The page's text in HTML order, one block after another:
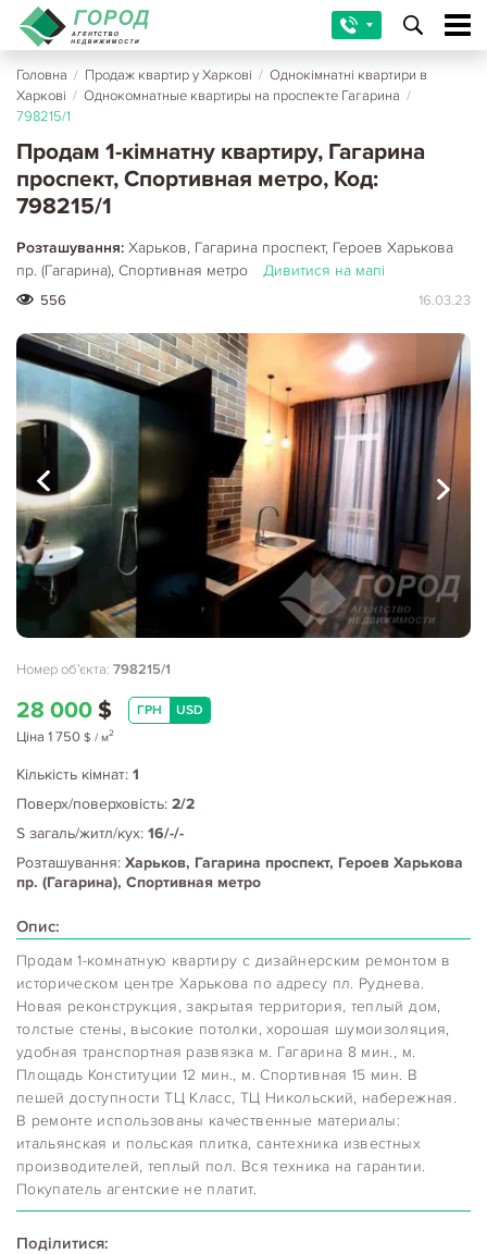
Головна / Продаж квартир у Харкові / Однокімнатні квартири в
Харкові / Однокомнатные квартиры на проспекте Гагарина /
798215/1
Продам 1-кімнатну квартиру, Гагарина
проспект, Спортивная метро, Код:
798215/1
Розташування: Харьков, Гагарина проспект, Героев Харькова
пр. (Гагарина), Спортивная метро
Дивитися на мапі
556 16.03.23
Номер об'єкта: 798215/1
28 000 $ ГРН USD
Ціна 1 750 $ / м2
Кількість кімнат: 1
Поверх/поверховість: 2/2
S загаль/житл/кух: 16/-/-
Розташування: Харьков, Гагарина проспект, Героев Харькова
пр. (Гагарина), Спортивная метро
Опис:
Продам 1-комнатную квартиру с дизайнерским ремонтом в
историческом центре Харькова по адресу пл. Руднева.
Новая реконструкция, закрытая территория, теплый дом,
толстые стены, высокие потолки, хорошая шумоизоляция,
удобная транспортная развязка м. Гагарина 8 мин., м.
Площадь Конституции 12 мин., м. Спортивная 15 мин. В
пешей доступности ТЦ Класс, ТЦ Никольский, набережная.
В ремонте использованы качественные материалы:
итальянская и польская плитка, сантехника известных
производителей, теплый пол. Вся техника на гарантии.
Покупатель агентские не платит.
Поділитися: